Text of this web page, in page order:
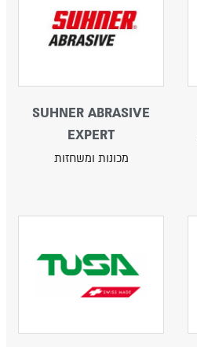
SUHNER ABRASIVE
EXPERT
מכונות ומשחזות